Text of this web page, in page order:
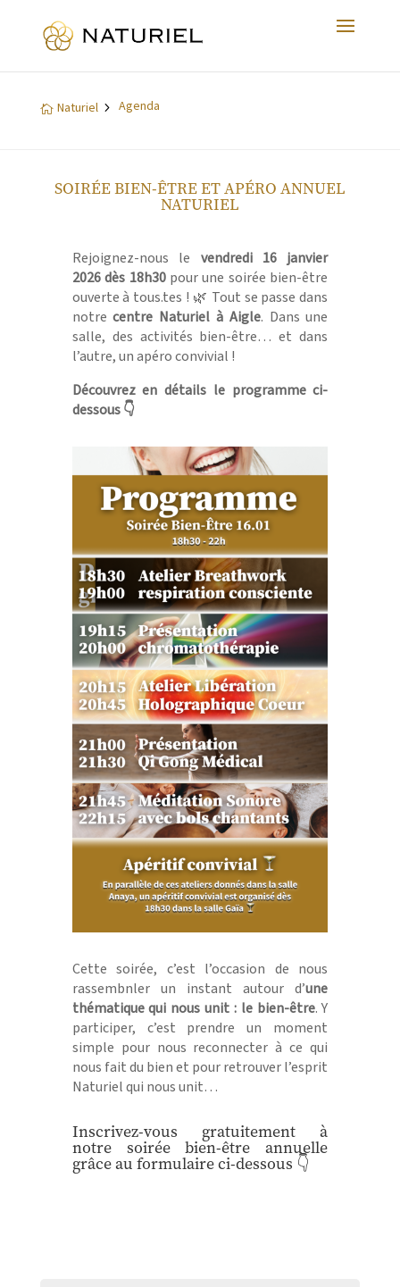
 Naturiel 5 Agenda
SOIRÉE BIEN-ÊTRE ET APÉRO ANNUEL
NATURIEL
Rejoignez-nous le vendredi16 janvier
2026 dès 18h30pour une soirée bien-être
ouverte à tous.tes ! 🌿 Tout se passe dans
notrecentre Naturiel à Aigle. Dans une
salle, des activités bien-être… et dans
l’autre, un apéro convivial !
Découvrez en détails le programme ci-
dessous 👇
Cette soirée, c’est l’occasion de nous
rassembnler un instant autour d’une
thématique qui nous unit : le bien-être. Y
participer, c’est prendre un moment
simple pour nous reconnecter à ce qui
nous fait du bien et pour retrouver l’esprit
Naturiel qui nous unit…
Inscrivez-vous gratuitement à
notre soirée bien-être annuelle
grâce au formulaire ci-dessous 👇